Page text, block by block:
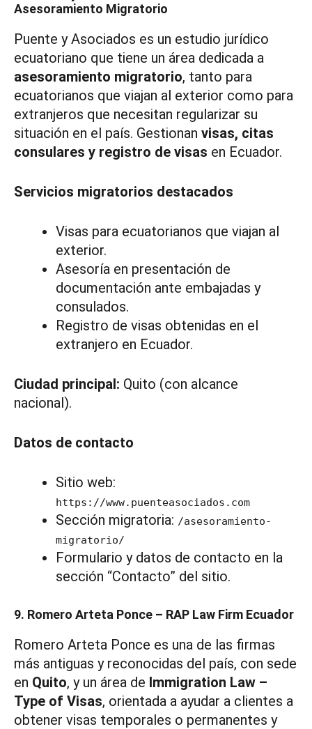
Asesoramiento Migratorio
Puente y Asociados es un estudio jurídico
ecuatoriano que tiene un área dedicada a
asesoramiento migratorio, tanto para
ecuatorianos que viajan al exterior como para
extranjeros que necesitan regularizar su
situación en el país. Gestionan visas, citas
consulares y registro de visas en Ecuador.
Servicios migratorios destacados
Visas para ecuatorianos que viajan al
exterior.
Asesoría en presentación de
documentación ante embajadas y
consulados.
Registro de visas obtenidas en el
extranjero en Ecuador.
Ciudad principal: Quito (con alcance
nacional).
Datos de contacto
Sitio web:
https://www.puenteasociados.com
Sección migratoria: /asesoramiento-
migratorio/
Formulario y datos de contacto en la
sección “Contacto” del sitio.
9. Romero Arteta Ponce – RAP Law Firm Ecuador
Romero Arteta Ponce es una de las firmas
más antiguas y reconocidas del país, con sede
en Quito, y un área de Immigration Law –
Type of Visas, orientada a ayudar a clientes a
obtener visas temporales o permanentes y